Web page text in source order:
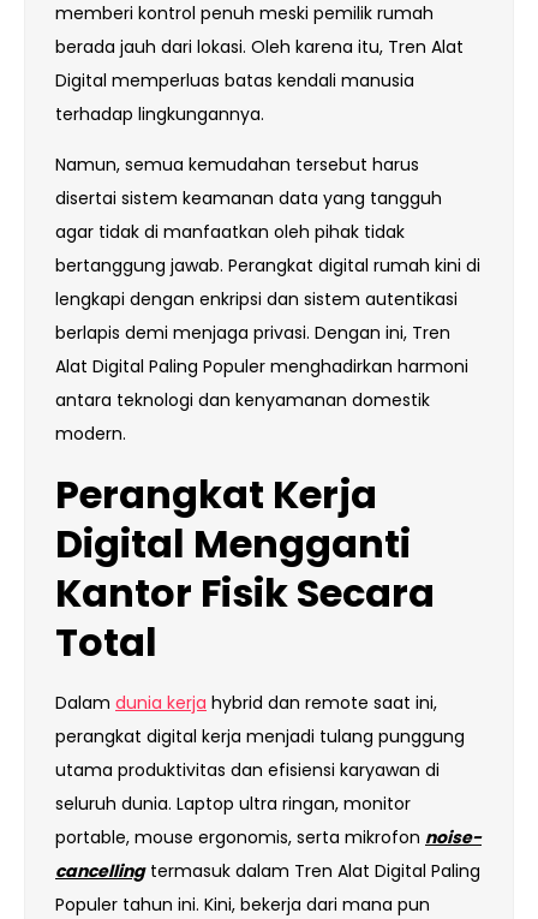
memberi kontrol penuh meski pemilik rumah
berada jauh dari lokasi. Oleh karena itu, Tren Alat
Digital memperluas batas kendali manusia
terhadap lingkungannya.
Namun, semua kemudahan tersebut harus
disertai sistem keamanan data yang tangguh
agar tidak di manfaatkan oleh pihak tidak
bertanggung jawab. Perangkat digital rumah kini di
lengkapi dengan enkripsi dan sistem autentikasi
berlapis demi menjaga privasi. Dengan ini, Tren
Alat Digital Paling Populer menghadirkan harmoni
antara teknologi dan kenyamanan domestik
modern.
Perangkat Kerja
Digital Mengganti
Kantor Fisik Secara
Total
Dalam dunia kerja hybrid dan remote saat ini,
perangkat digital kerja menjadi tulang punggung
utama produktivitas dan efisiensi karyawan di
seluruh dunia. Laptop ultra ringan, monitor
portable, mouse ergonomis, serta mikrofon noise-
cancellingtermasuk dalam Tren Alat Digital Paling
Populer tahun ini. Kini, bekerja dari mana pun